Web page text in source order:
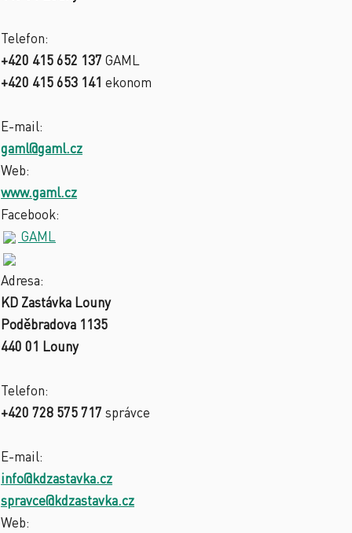
Telefon:
+420 415 652 137 GAML
+420 415 653 141 ekonom
E-mail:
gaml@gaml.cz
Web:
www.gaml.cz
Facebook:
GAML
Adresa:
KD Zastávka Louny
Poděbradova 1135
440 01 Louny
Telefon:
+420 728 575 717 správce
E-mail:
info@kdzastavka.cz
spravce@kdzastavka.cz
Web: